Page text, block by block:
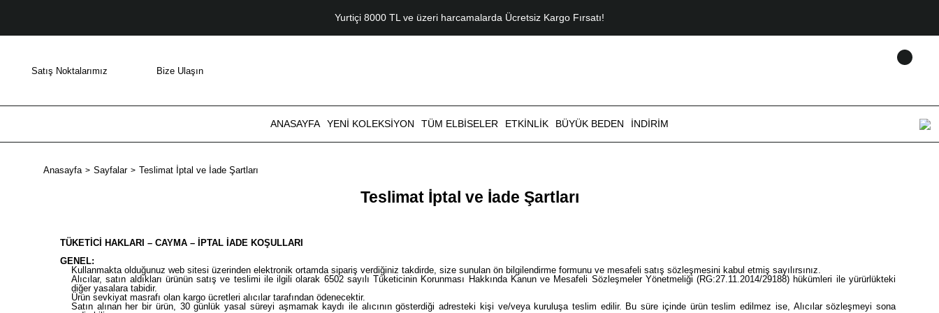
Yurtiçi 8000 TL ve üzeri harcamalarda Ücretsiz Kargo Fırsatı!
Satış Noktalarımız Bize Ulaşın
ANASAYFA YENI KOLEKSIYON TÜM ELBISELER ETKINLIK BÜYÜK BEDEN İNDIRIM
Anasayfa Sayfalar Teslimat İptal ve İade Şartları
Teslimat İptal ve İade Şartları
TÜKETİCİ HAKLARI – CAYMA – İPTAL İADE KOŞULLARI
GENEL:
Kullanmakta olduğunuz web sitesi üzerinden elektronik ortamda sipariş verdiğiniz takdirde, size sunulan ön bilgilendirme formunu ve mesafeli satış sözleşmesini kabul etmiş sayılırsınız.
Alıcılar, satın aldıkları ürünün satış ve teslimi ile ilgili olarak 6502 sayılı Tüketicinin Korunması Hakkında Kanun ve Mesafeli Sözleşmeler Yönetmeliği (RG:27.11.2014/29188) hükümleri ile yürürlükteki
diğer yasalara tabidir.
Ürün sevkiyat masrafı olan kargo ücretleri alıcılar tarafından ödenecektir.
Satın alınan her bir ürün, 30 günlük yasal süreyi aşmamak kaydı ile alıcının gösterdiği adresteki kişi ve/veya kuruluşa teslim edilir. Bu süre içinde ürün teslim edilmez ise, Alıcılar sözleşmeyi sona